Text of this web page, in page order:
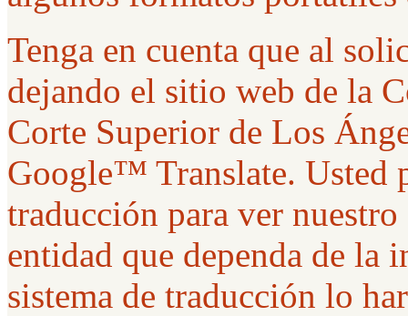
Tenga en cuenta que al
dejando el sitio web de la
Corte Superior de Los
Google™ Translate. Usted
traducción para ver
entidad que dependa de la
sistema de traducción lo